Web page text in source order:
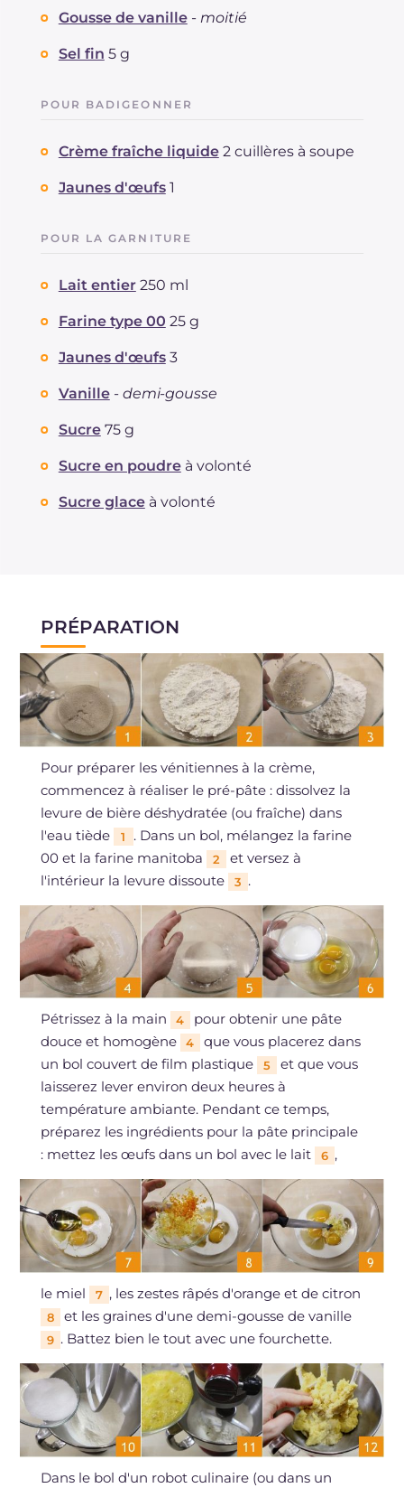
Gousse de vanille - moitié
Sel fin 5 g
POUR BADIGEONNER
Crème fraîche liquide 2 cuillères à soupe
Jaunes d'œufs 1
POUR LA GARNITURE
Lait entier 250 ml
Farine type 00 25 g
Jaunes d'œufs 3
Vanille - demi-gousse
Sucre 75 g
Sucre en poudre à volonté
Sucre glace à volonté
PRÉPARATION
Pour préparer les vénitiennes à la crème,
commencez à réaliser le pré-pâte : dissolvez la
levure de bière déshydratée (ou fraîche) dans
l'eau tiède
1
. Dans un bol, mélangez la farine
00 et la farine manitoba
2
et versez à
l'intérieur la levure dissoute
3 .
Pétrissez à la main 4
pour obtenir une pâte
douce et homogène
4
que vous placerez dans
un bol couvert de film plastique
5
et que vous
laisserez lever environ deux heures à
température ambiante. Pendant ce temps,
préparez les ingrédients pour la pâte principale
: mettez les œufs dans un bol avec le lait
6 ,
le miel 7 , les zestes râpés d'orange et de citron
8 et les graines d'une demi-gousse de vanille
9 . Battez bien le tout avec une fourchette.
Dans le bol d'un robot culinaire (ou dans un